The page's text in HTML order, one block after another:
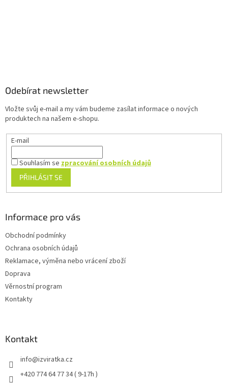
Odebírat newsletter
Vložte svůj e-mail a my vám budeme zasílat informace o nových
produktech na našem e-shopu.
E-mail
Souhlasím sezpracování osobních údajů
PŘIHLÁSIT SE
Informace pro vás
Obchodní podmínky
Ochrana osobních údajů
Reklamace, výměna nebo vrácení zboží
Doprava
Věrnostní program
Kontakty
Kontakt
info@izviratka.cz
+420 774 64 77 34 ( 9-17h )